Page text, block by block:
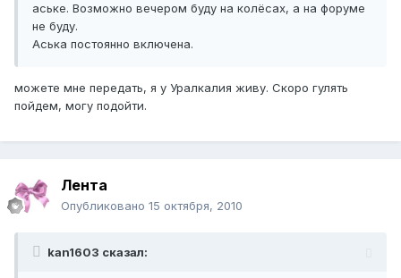
аське. Возможно вечером буду на колёсах, а на форуме
не буду.
Аська постоянно включена.
можете мне передать, я у Уралкалия живу. Скоро гулять
пойдем, могу подойти.
Лента
Опубликовано 15 октября, 2010
kan1603 сказал: